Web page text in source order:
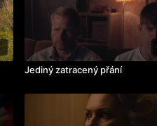
Jediný zatracený přání